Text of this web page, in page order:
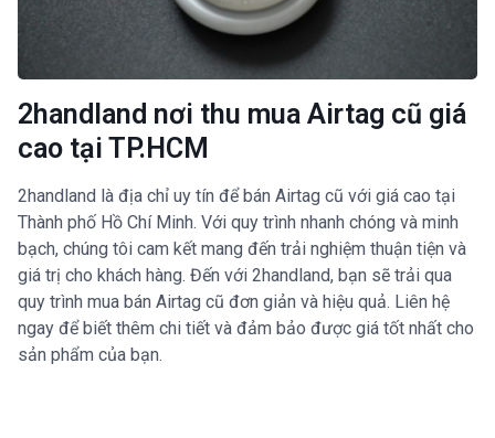
2handland nơi thu mua Airtag cũ giá
cao tại TP.HCM
2handland là địa chỉ uy tín để bán Airtag cũ với giá cao tại
Thành phố Hồ Chí Minh. Với quy trình nhanh chóng và minh
bạch, chúng tôi cam kết mang đến trải nghiệm thuận tiện và
giá trị cho khách hàng. Đến với 2handland, bạn sẽ trải qua
quy trình mua bán Airtag cũ đơn giản và hiệu quả. Liên hệ
ngay để biết thêm chi tiết và đảm bảo được giá tốt nhất cho
sản phẩm của bạn.